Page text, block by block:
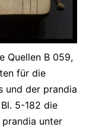
Quellen B 059,
für die
und der prandia
5-182 die
unter